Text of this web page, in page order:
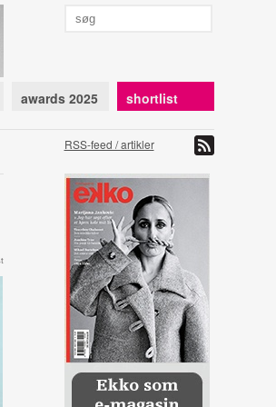
awards 2025 shortlist
RSS-feed / artikler